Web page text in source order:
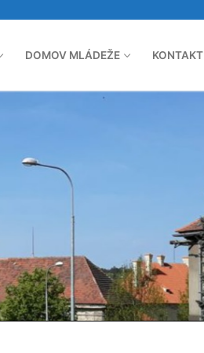
DOMOV MLÁDEŽE KONTAKT